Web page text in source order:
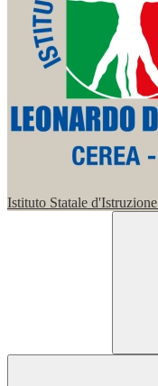
Istituto Statale d'Istruzione